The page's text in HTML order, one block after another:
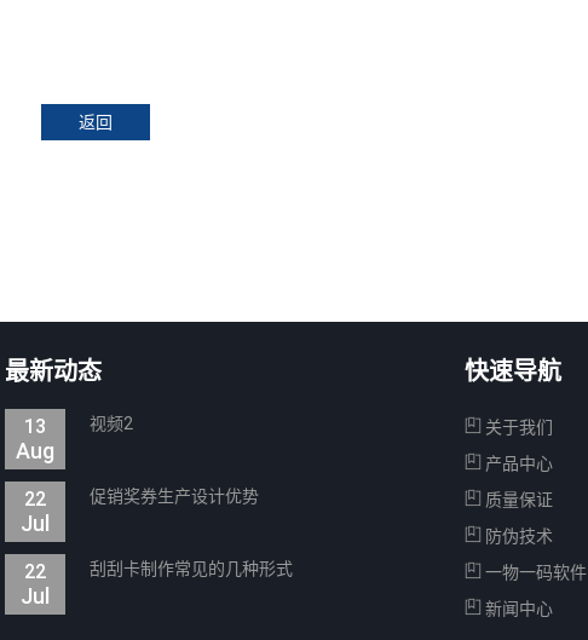
返回
最新动态
13
Aug
视频2
22
Jul
促销奖券生产设计优势
22
Jul
刮刮卡制作常见的几种形式
快速导航
关于我们
产品中心
质量保证
防伪技术
一物一码软件
新闻中心